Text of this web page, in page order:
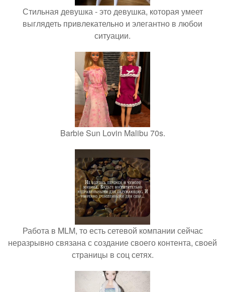
Стильная девушка - это девушка, которая умеет
выглядеть привлекательно и элегантно в любои
ситуации.
Barbie Sun Lovin Malibu 70s.
Работа в MLM, то есть сетевой компании сейчас
неразрывно связана с создание своего контента, своей
страницы в соц сетях.